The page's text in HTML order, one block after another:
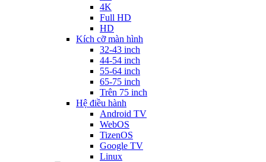
4K
Full HD
HD
Kích cỡ màn hình
32-43 inch
44-54 inch
55-64 inch
65-75 inch
Trên 75 inch
Hệ điều hành
Android TV
WebOS
TizenOS
Google TV
Linux